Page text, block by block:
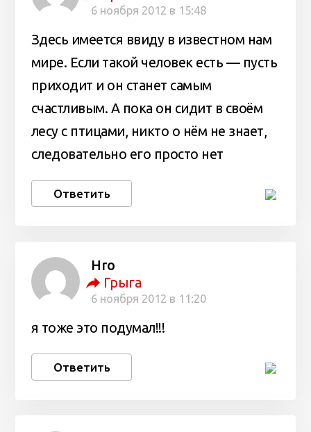
6 ноября 2012 в 15:48
Здесь имеется ввиду в известном нам
мире. Если такой человек есть — пусть
приходит и он станет самым
счастливым. А пока он сидит в своём
лесу с птицами, никто о нём не знает,
следовательно его просто нет
Ответить
Hro
Грыга
6 ноября 2012 в 11:20
я тоже это подумал!!!
Ответить